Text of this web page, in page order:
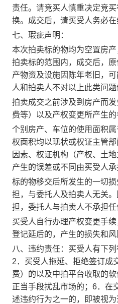
责任。请竞买人慎重决定竞
换。成交后，请买受人务必
七、瑕疵声明：
本次拍卖标的物均为空置房
拍卖标的范围内，成交后，
产物资及设施因陈年老旧，
人和拍卖人不对以上此类问题
拍卖成交之前涉及到房产而
费等）以及产权变更所产生
个别房产、车位的使用面积
权面积均以现状或权证主管
因素、权证机构（产权、土
产生的误差或不同由买受人
标的物移交后所发生的一切
担，与委托人及拍卖人无关
担，委托人与拍卖人不承担任
买受人自行办理产权变更手
登记延后的，产生的损失和
八、违约责任：买受人有下
2．买受人拖延、拒绝签订成
费）的以及中拍平台收取的
正当手段扰乱市场的；6．在
述违约行为之一的，即被视